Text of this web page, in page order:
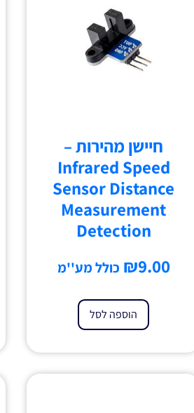
חיישן מהירות –
Infrared Speed
Sensor Distance
Measurement
Detection
₪9.00 כולל מע''מ
הוספה לסל